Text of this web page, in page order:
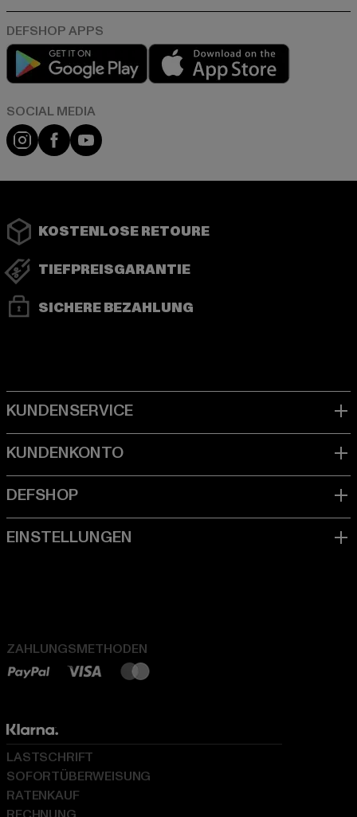
Play market
Instagram
FacebookYouTube
KOSTENLOSE RETOURE
TIEFPREISGARANTIE
SICHERE BEZAHLUNG
ZAHLUNGSMETHODEN
LASTSCHRIFT
SOFORTÜBERWEISUNG
RATENKAUF